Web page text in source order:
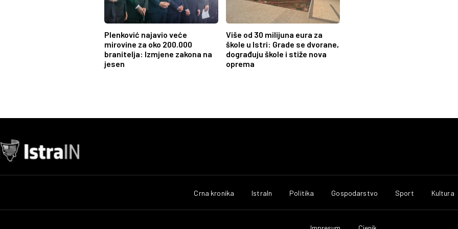
Plenković najavio veće
mirovine za oko 200.000
branitelja: Izmjene zakona na
jesen
Više od 30 milijuna eura za
škole u Istri: Grade se dvorane,
dograđuju škole i stiže nova
oprema
Crna kronika IstraIn Politika Gospodarstvo Sport Kultura